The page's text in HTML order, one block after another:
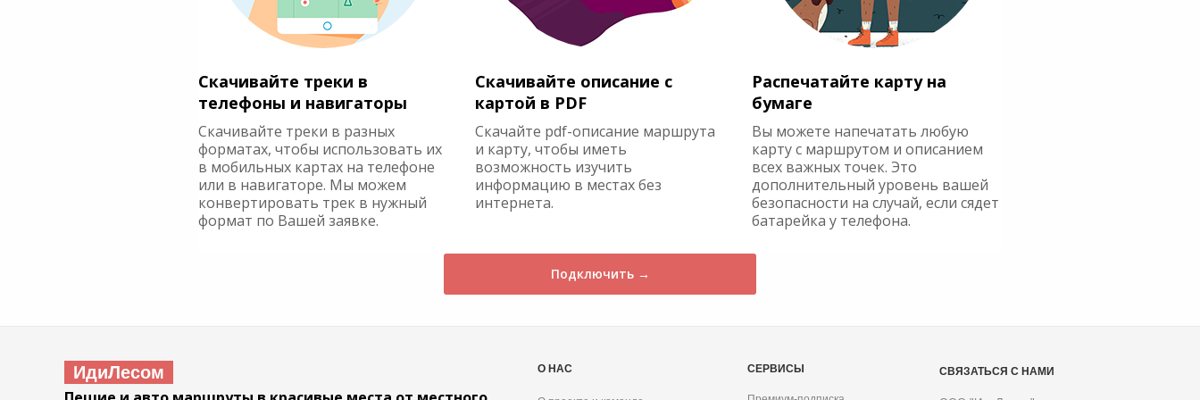
Скачивайте треки в
телефоны и навигаторы
Скачивайте треки в разных
форматах, чтобы использовать их
в мобильных картах на телефоне
или в навигаторе. Мы можем
конвертировать трек в нужный
формат по Вашей заявке.
Скачивайте описание с
картой в PDF
Скачайте pdf-описание маршрута
и карту, чтобы иметь
возможность изучить
информацию в местах без
интернета.
Распечатайте карту на
бумаге
Вы можете напечатать любую
карту с маршрутом и описанием
всех важных точек. Это
дополнительный уровень вашей
безопасности на случай, если сядет
батарейка у телефона.
Подключить →
ИдиЛесом
О НАС СЕРВИСЫ СВЯЗАТЬСЯ С НАМИ